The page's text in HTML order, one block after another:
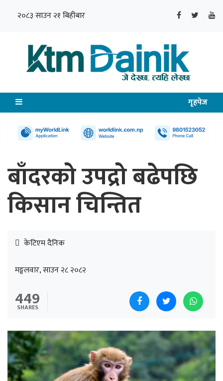
२०८३ साउन २१ बिहीबार
गृहपेज
बाँदरको उपद्रो बढेपछि
किसान चिन्तित
केटिएम दैनिक
मङ्गलवार, साउन २८ २०८२
449
SHARES